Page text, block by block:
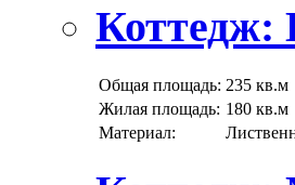
Коттедж:
Общая площадь: 235 кв.м
Жилая площадь: 180 кв.м
Материал: